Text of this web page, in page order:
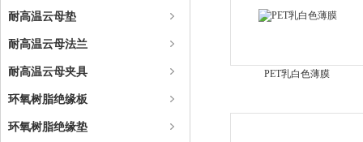
耐高温云母垫
耐高温云母法兰
耐高温云母夹具
环氧树脂绝缘板
环氧树脂绝缘垫
PET乳白色薄膜